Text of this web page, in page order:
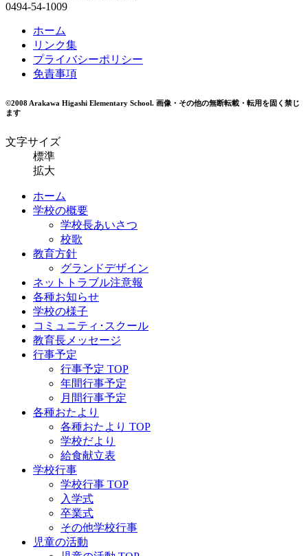
0494-54-1009
ホーム
リンク集
プライバシーポリシー
免責事項
©2008 Arakawa Higashi Elementary School. 画像・その他の無断転載・転用を固く禁じ
ます
文字サイズ
標準
拡大
ホーム
学校の概要
学校長あいさつ
校歌
教育方針
グランドデザイン
ネットトラブル注意報
各種お知らせ
学校の様子
コミュニティ･スクール
教育長メッセージ
行事予定
行事予定 TOP
年間行事予定
月間行事予定
各種おたより
各種おたより TOP
学校だより
給食献立表
学校行事
学校行事 TOP
入学式
卒業式
その他学校行事
児童の活動